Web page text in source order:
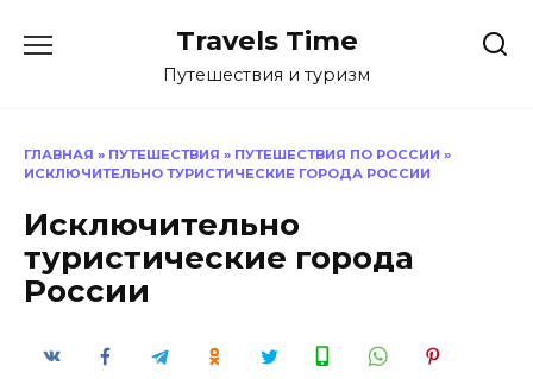
Travels Time
Путешествия и туризм
ГЛАВНАЯ » ПУТЕШЕСТВИЯ » ПУТЕШЕСТВИЯ ПО РОССИИ »
ИСКЛЮЧИТЕЛЬНО ТУРИСТИЧЕСКИЕ ГОРОДА РОССИИ
Исключительно
туристические города
России